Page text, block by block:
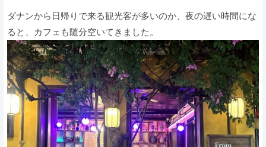
ダナンから日帰りで来る観光客が多いのか、夜の遅い時間にな
ると、カフェも随分空いてきました。